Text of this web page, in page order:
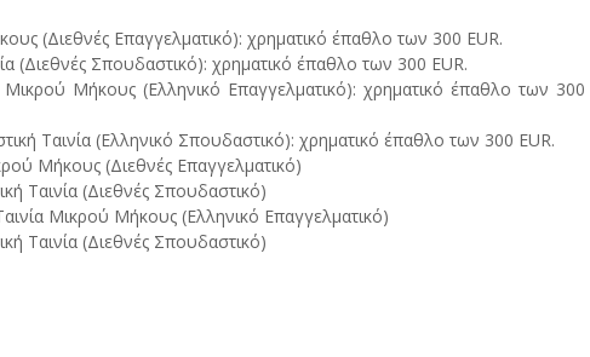
(Διεθνές Επαγγελματικό): χρηματικό έπαθλο των 300 EUR.
(Διεθνές Σπουδαστικό): χρηματικό έπαθλο των 300 EUR.
Μήκους (Ελληνικό Επαγγελματικό): χρηματικό έπαθλο των 300
Ταινία (Ελληνικό Σπουδαστικό): χρηματικό έπαθλο των 300 EUR.
Μήκους (Διεθνές Επαγγελματικό)
Ταινία (Διεθνές Σπουδαστικό)
Μικρού Μήκους (Ελληνικό Επαγγελματικό)
Ταινία (Διεθνές Σπουδαστικό)